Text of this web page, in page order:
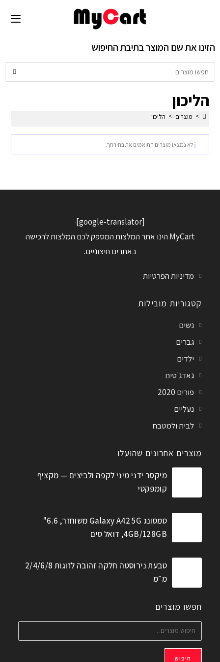
הזינו את שם המוצר בתיבת החיפוש
הליכון
> מוצרים > הליכון
לא נמצאו מוצרים התואמים את בחירתך.
[google-translator]
MyCart הינו אתר המלצות המספק לכם המלצות לרכישה
באתרים חיצוניים.
מדיניות הפרטיות
קטגוריות מובילות
נשים
גברים
ילדים
גאדג'טים
פורים 2020
נעליים
לבית ולמטבח
מוצרים אחרונים שהועלו
מיקסר ידני מיני לקפה ולביצים — מקציף
קומפקטי
סמסונג Galaxy A42 5G משוחזר, 6.6"
4GB/128GB, דואל סים
טבעת נירוסטה חלקה זהובה לזוגות 2/4/6/8
מ״מ
חפשו מוצרים
חיפוש